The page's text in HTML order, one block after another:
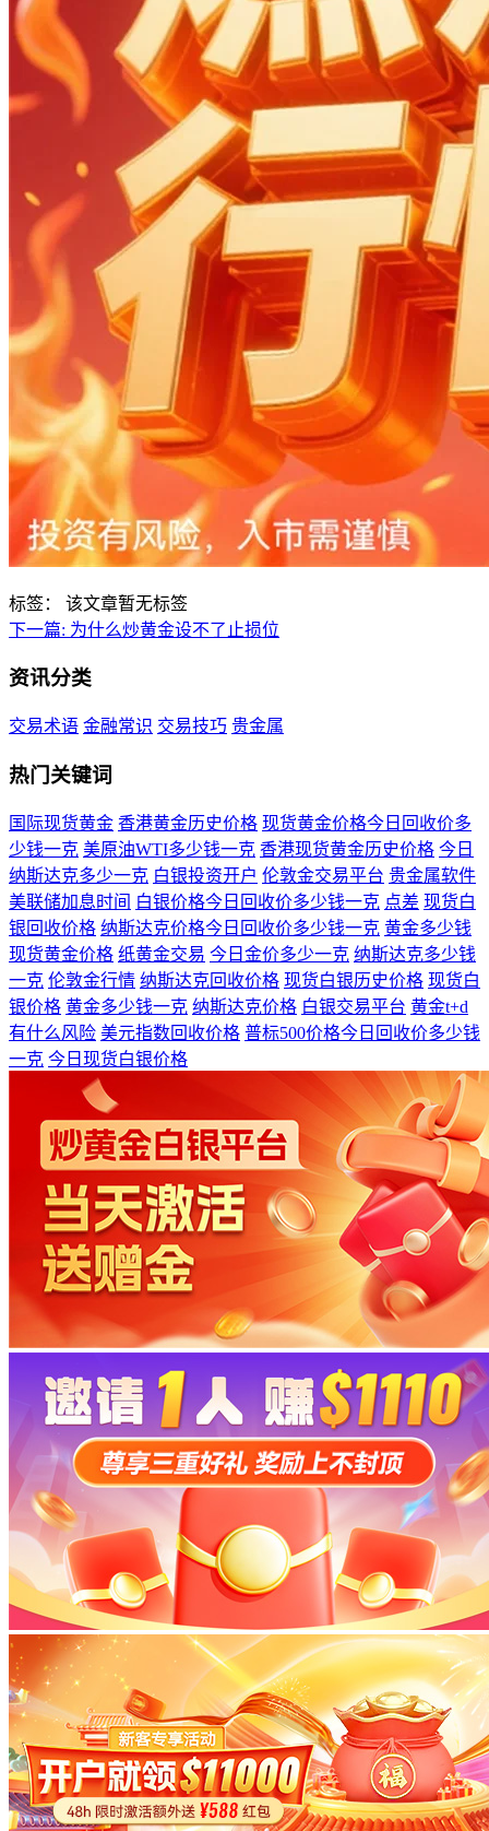
标签：
该文章暂无标签
下一篇: 为什么炒黄金设不了止损位
资讯分类
交易术语 金融常识 交易技巧 贵金属
热门关键词
国际现货黄金 香港黄金历史价格 现货黄金价格今日回收价多
少钱一克 美原油WTI多少钱一克 香港现货黄金历史价格 今日
纳斯达克多少一克 白银投资开户 伦敦金交易平台 贵金属软件
美联储加息时间 白银价格今日回收价多少钱一克 点差 现货白
银回收价格 纳斯达克价格今日回收价多少钱一克 黄金多少钱
现货黄金价格 纸黄金交易 今日金价多少一克 纳斯达克多少钱
一克 伦敦金行情 纳斯达克回收价格 现货白银历史价格 现货白
银价格 黄金多少钱一克 纳斯达克价格 白银交易平台 黄金t+d
有什么风险 美元指数回收价格 普标500价格今日回收价多少钱
一克 今日现货白银价格